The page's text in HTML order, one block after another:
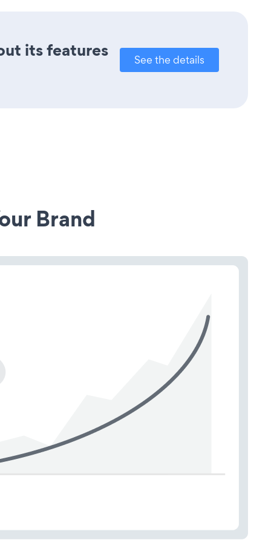
its features See the details
Brand